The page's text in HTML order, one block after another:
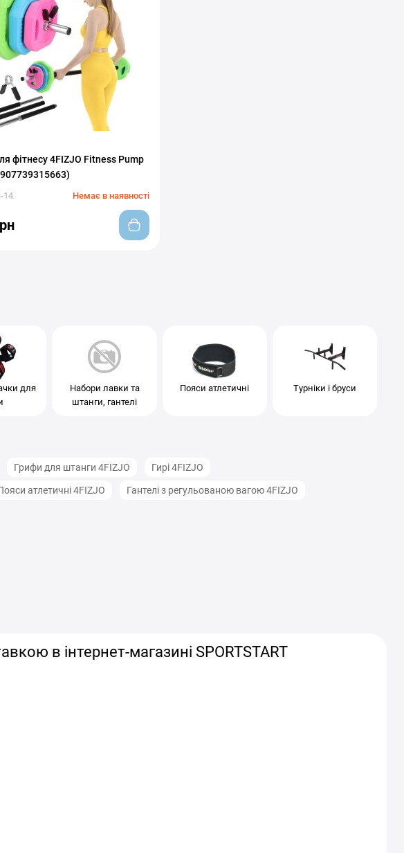
фітнесу 4FIZJO Fitness Pump
14 Немає в наявності
для
Набори лавки та
штанги, гантелі
Пояси атлетичні Турніки і бруси
Грифи для штанги 4FIZJO Гирі 4FIZJO
атлетичні 4FIZJO Гантелі з регульованою вагою 4FIZJO
в інтернет-магазині SPORTSTART